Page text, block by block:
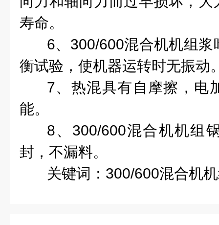
寿命。
6、300/600混合机机组
衡试验，使机器运转时无振动
7、热混具有自摩擦，电
能。
8、300/600混合机机组
封，不漏料。
关键词： 300/600混合机